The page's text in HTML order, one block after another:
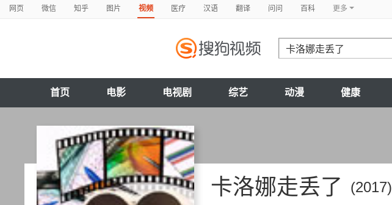
网页 微信 知乎 图片 视频 医疗 汉语 翻译 问问 百科 更多
首页 电影 电视剧 综艺 动漫 健康
(2017)
卡洛娜走丢了